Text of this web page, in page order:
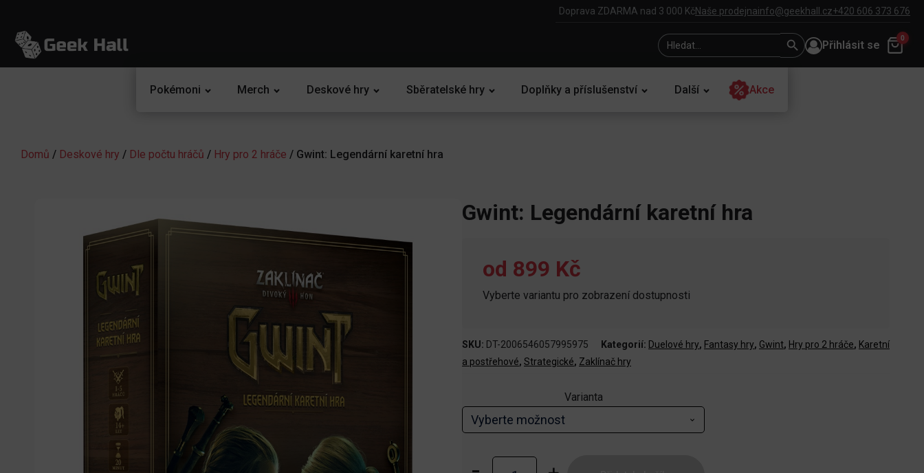
Doprava ZDARMA nad 3 000 KčNaše prodejnainfo@geekhall.cz+420 606 373 676
Search
for:
Search
Button
Přihlásit se
0
Pokémoni Merch Deskové hry Sběratelské hry Doplňky a příslušenství Další Akce
Domů / Deskové hry / Dle počtu hráčů / Hry pro 2 hráče / Gwint: Legendární karetní hra
Gwint: Legendární karetní hra
od 899 Kč
Vyberte variantu pro zobrazení dostupnosti
SKU: DT-2006546057995975 Kategorií: Duelové hry, Fantasy hry, Gwint, Hry pro 2 hráče, Karetní
a postřehové, Strategické, Zaklínač hry
Varianta